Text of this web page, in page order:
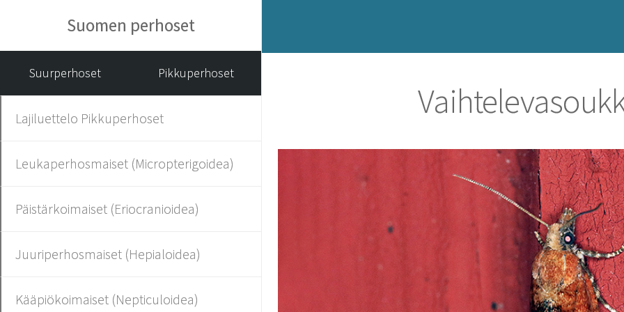
Suomen perhoset
Suurperhoset Pikkuperhoset
Lajiluettelo Pikkuperhoset
Leukaperhosmaiset (Micropterigoidea)
Päistärkoimaiset (Eriocranioidea)
Juuriperhosmaiset (Hepialoidea)
Kääpiökoimaiset (Nepticuloidea)